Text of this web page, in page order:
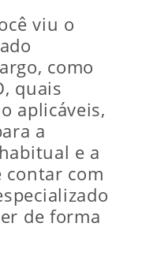
viu o
como
quais
aplicáveis,
a
e a
contar com
de forma